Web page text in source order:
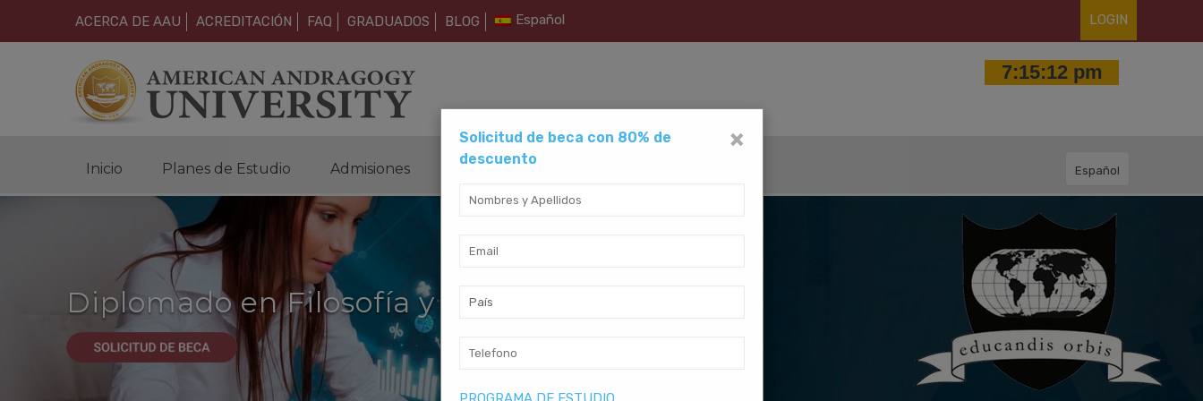
LOGIN
ACERCA DE AAU ACREDITACIÓN FAQ GRADUADOS BLOG Español
Inicio Planes de Estudio Admisiones Métodos de Pago Español
Diplomado en Filosofía y Teología
×
Solicitud de beca con 80% de
descuento